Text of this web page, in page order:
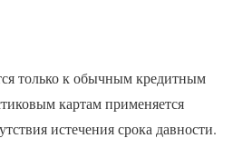
только к обычным кредитным
картам применяется
истечения срока давности.